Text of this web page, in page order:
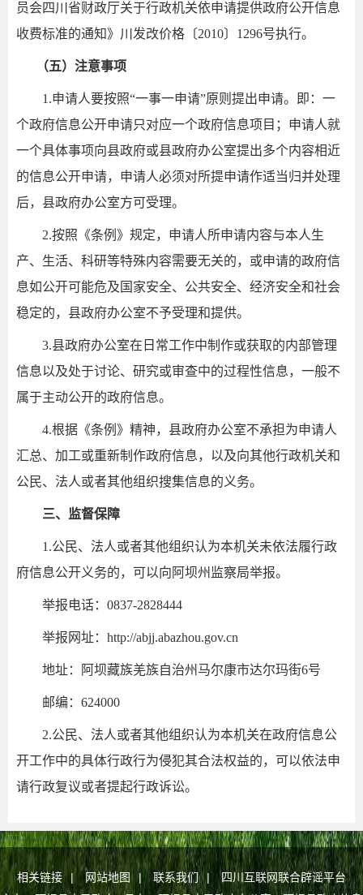
员会四川省财政厅关于行政机关依申请提供政府公开信息
收费标准的通知》川发改价格〔2010〕1296号执行。
（五）注意事项
1.申请人要按照“一事一申请”原则提出申请。即：一
个政府信息公开申请只对应一个政府信息项目；申请人就
一个具体事项向县政府或县政府办公室提出多个内容相近
的信息公开申请，申请人必须对所提申请作适当归并处理
后，县政府办公室方可受理。
2.按照《条例》规定，申请人所申请内容与本人生
产、生活、科研等特殊内容需要无关的，或申请的政府信
息如公开可能危及国家安全、公共安全、经济安全和社会
稳定的，县政府办公室不予受理和提供。
3.县政府办公室在日常工作中制作或获取的内部管理
信息以及处于讨论、研究或审查中的过程性信息，一般不
属于主动公开的政府信息。
4.根据《条例》精神，县政府办公室不承担为申请人
汇总、加工或重新制作政府信息，以及向其他行政机关和
公民、法人或者其他组织搜集信息的义务。
三、监督保障
1.公民、法人或者其他组织认为本机关未依法履行政
府信息公开义务的，可以向阿坝州监察局举报。
举报电话：0837-2828444
举报网址：http://abjj.abazhou.gov.cn
地址：阿坝藏族羌族自治州马尔康市达尔玛街6号
邮编：624000
2.公民、法人或者其他组织认为本机关在政府信息公
开工作中的具体行政行为侵犯其合法权益的，可以依法申
请行政复议或者提起行政诉讼。
相关链接 | 网站地图 | 联系我们 |
四川互联网联合辟谣平台